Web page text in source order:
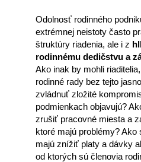
Odolnosť rodinného
extrémnej neistoty často
štruktúry riadenia, ale i z
rodinnému dedičstvu a
Ako inak by mohli
rodinné rady bez tejto
zvládnuť zložité
podmienkach objavujú?
zrušiť pracovné miesta a
ktoré majú problémy? Ako
majú znížiť platy a dávky
od ktorých sú členovia